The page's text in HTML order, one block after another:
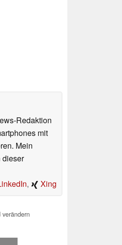
Redaktion
mit
Mein
dieser
, Xing